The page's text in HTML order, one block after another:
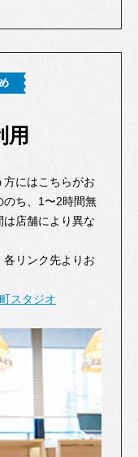
用
方にはこちらがお
のち、1〜2時間無
店舗により異な
リンク先よりお
スタジオ